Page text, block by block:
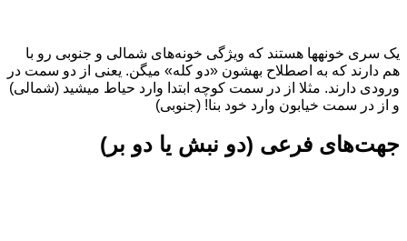
یک سری خونه‎ها هستند که ویژگی خونه‌های شمالی و جنوبی رو با
هم دارند که به اصطلاح بهشون «دو کله» میگن. یعنی از دو سمت در
ورودی دارند. مثلا از در سمت کوچه ابتدا وارد حیاط میشید (شمالی)
و از در سمت خیابون وارد خود بنا! (جنوبی)
جهت‌های فرعی (دو نبش یا دو بر)